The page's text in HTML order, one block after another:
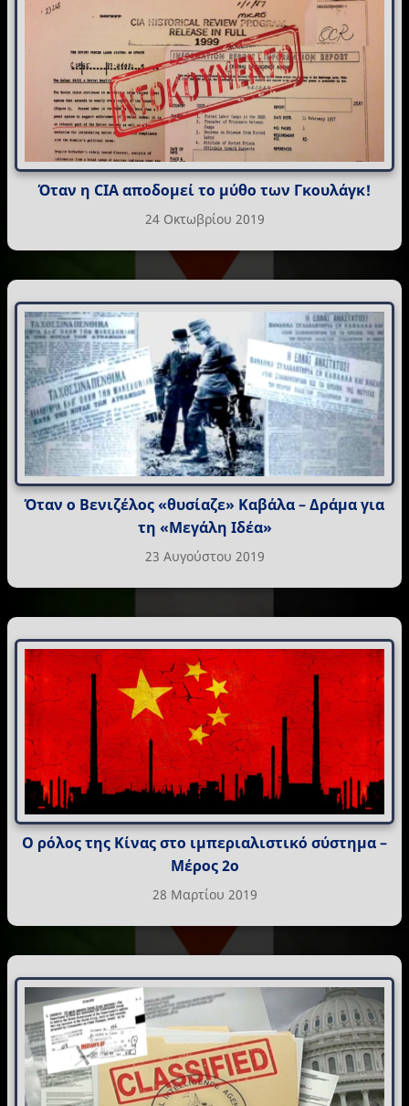
Όταν η CIA αποδομεί το μύθο των Γκουλάγκ!
24 Οκτωβρίου 2019
Όταν ο Βενιζέλος «θυσίαζε» Καβάλα – Δράμα για
τη «Μεγάλη Ιδέα»
23 Αυγούστου 2019
Ο ρόλος της Κίνας στο ιμπεριαλιστικό σύστημα –
Μέρος 2ο
28 Μαρτίου 2019